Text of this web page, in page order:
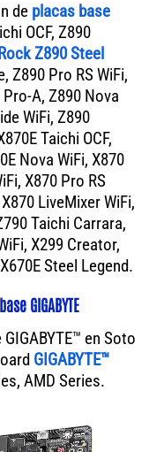
de placas base
OCF, Z890
Z890 Steel
Z890 Pro RS WiFi,
A, Z890 Nova
WiFi, Z890
Taichi OCF,
Nova WiFi, X870
X870 Pro RS
LiveMixer WiFi,
Taichi Carrara,
X299 Creator,
Steel Legend.
GIGABYTE
en Soto
GIGABYTE™
AMD Series.